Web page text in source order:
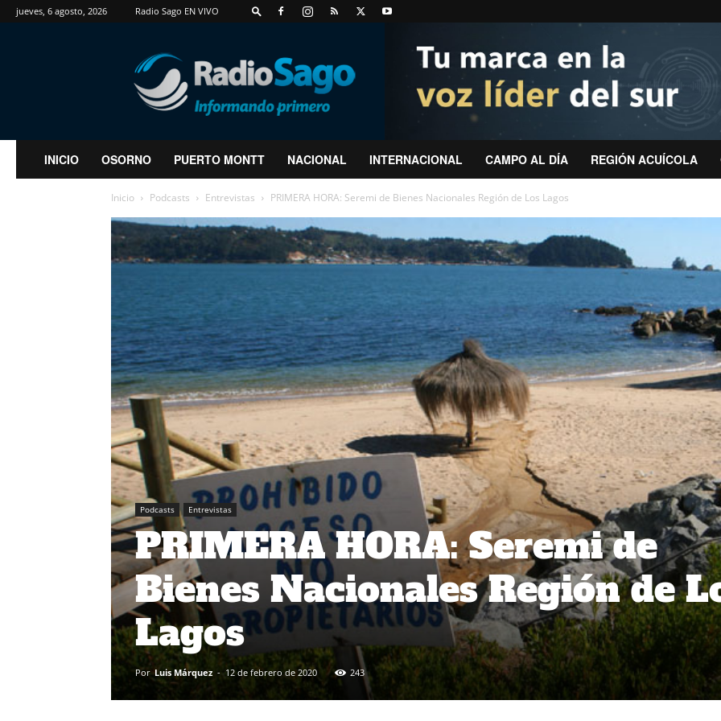
jueves, 6 agosto, 2026 Radio Sago EN VIVO
RadioSago
INICIO OSORNO PUERTO MONTT NACIONAL INTERNACIONAL CAMPO AL DÍA REGIÓN ACUÍCOLA
Inicio Podcasts Entrevistas PRIMERA HORA: Seremi de Bienes Nacionales Región de Los Lagos
Podcasts Entrevistas
PRIMERA HORA: Seremi de
Bienes Nacionales Región de
Lagos
Por Luis Márquez - 12 de febrero de 2020 243